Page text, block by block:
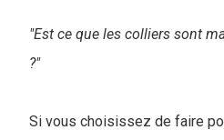
"Est ce que les colliers sont
?"
Si vous choisissez de faire